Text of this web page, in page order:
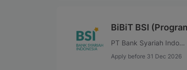
BiBiT BSI
PT Bank Syariah Indonesia (Persero) Tbk
Apply before 31 Dec 2026